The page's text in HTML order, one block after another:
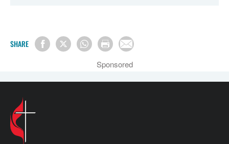
SHARE
Sponsored